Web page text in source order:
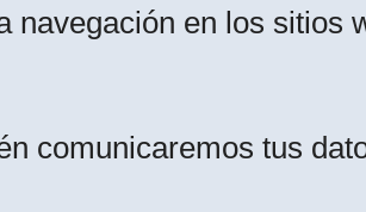
navegación en los sitios
comunicaremos tus